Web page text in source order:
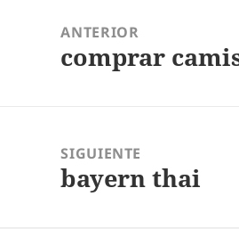
entradas
ANTERIOR
Entrada
comprar
SIGUIENTE
Entrada
bayern thai